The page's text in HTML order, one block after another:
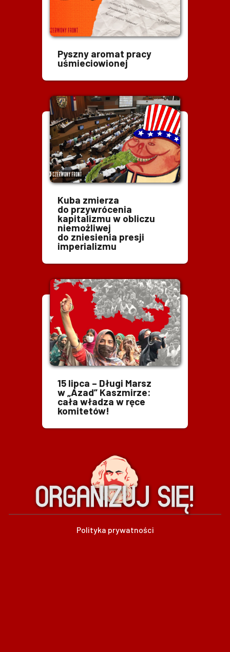
Pyszny aromat pracy
uśmieciowionej
Kuba zmierza
do przywrócenia
kapitalizmu w obliczu
niemożliwej
do zniesienia presji
imperializmu
15 lipca – Długi Marsz
w „Azad” Kaszmirze:
cała władza w ręce
komitetów!
Polityka prywatności